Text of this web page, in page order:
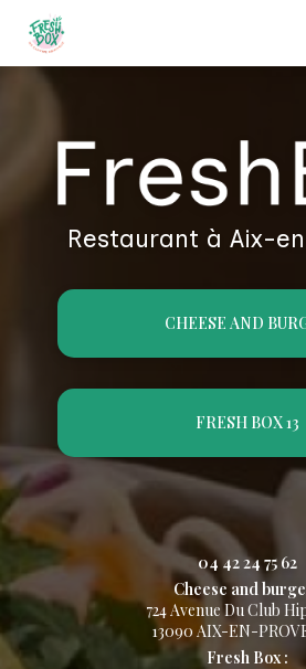
contenu
principal
Restaurant à Aix-
CHEESE AND
FRESH BOX 13
04 42 24 75 62
Cheese and
724 Avenue Du Club
13090 AIX-EN-
Fresh Box :